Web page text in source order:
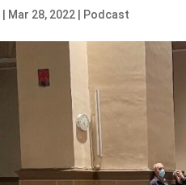
Mar 28, 2022 Podcast